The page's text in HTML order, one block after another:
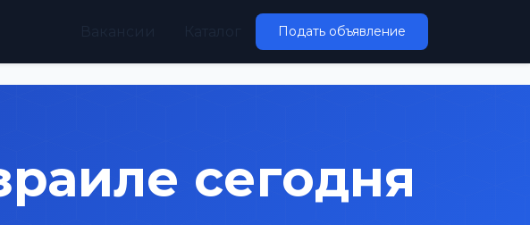
Подать объявление
сегодня